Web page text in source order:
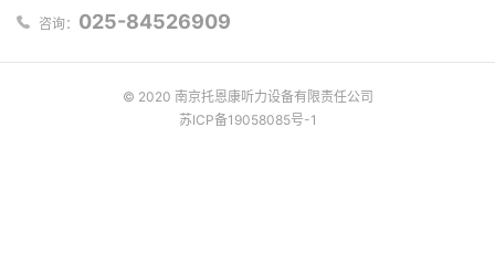
咨询： 025-84526909
© 2020 南京托恩康听力设备有限责任公司
苏ICP备19058085号-1